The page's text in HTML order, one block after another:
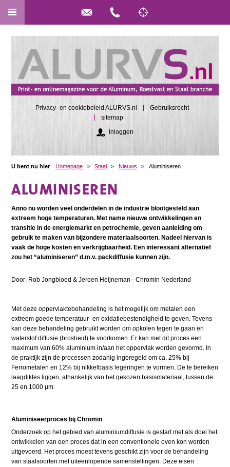
Privacy- en cookiebeleid ALURVS.nl
Gebruiksrecht
sitemap
Inloggen
U bent nu hier Homepage > Staal > Nieuws > Aluminiseren
ALUMINISEREN
Anno nu worden veel onderdelen in de industrie blootgesteld aan
extreem hoge temperaturen. Met name nieuwe ontwikkelingen en
transitie in de energiemarkt en petrochemie, geven aanleiding om
gebruik te maken van bijzondere materiaalsoorten. Nadeel hiervan is
vaak de hoge kosten en verkrijgbaarheid. Een interessant alternatief
zou het “aluminiseren” d.m.v. packdiffusie kunnen zijn.
Door: Rob Jongbloed & Jeroen Heijneman - Chromin Nederland
Met deze oppervlaktebehandeling is het mogelijk om metalen een
extreem goede temperatuur- en oxidatiebestendigheid te geven. Tevens
kan deze behandeling gebruikt worden om opkolen tegen te gaan en
waterstof diffusie (brosheid) te voorkomen. Er kan met dit proces een
maximum van 60% aluminium in/aan het oppervlak worden gevormd. In
de praktijk zijn de processen zodanig ingeregeld om ca. 25% bij
Ferrometalen en 12% bij nikkelbasis legeringen te vormen. De te bereiken
laagdiktes liggen, afhankelijk van het gekozen basismateriaal, tussen de
25 en 1000 µm.
Aluminiseerproces bij Chromin
Onderzoek op het gebied van aluminiumdiffusie is gestart met als doel het
ontwikkelen van een proces dat in een conventionele oven kon worden
uitgevoerd. Het proces moest tevens geschikt zijn voor de behandeling
van staalsoorten met uiteenlopende samenstellingen. Deze eisen